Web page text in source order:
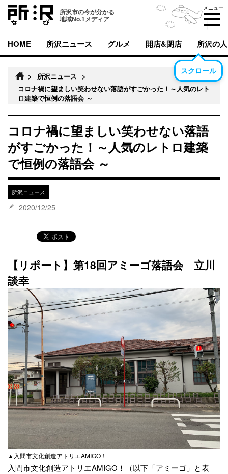
所沢市の今が分かる
地域No.1メディア
メニュー
HOME 所沢ニュース グルメ 開店&閉店 所沢の人
スクロール
> 所沢ニュース
>
コロナ禍に望ましい笑わせない落語がすごかった！～人気のレト
ロ建築で恒例の落語会 ～
コロナ禍に望ましい笑わせない落語
がすごかった！～人気のレトロ建築
で恒例の落語会 ～
所沢ニュース
2020/12/25
【リポート】第18回アミーゴ落語会 立川
談幸
▲入間市文化創造アトリエAMIGO！
入間市文化創造アトリエAMIGO！（以下「アミーゴ」と表